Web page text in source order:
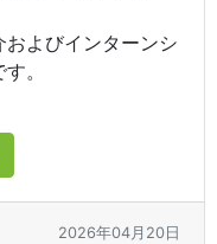
よびインターンシ
。
2026年04月20日